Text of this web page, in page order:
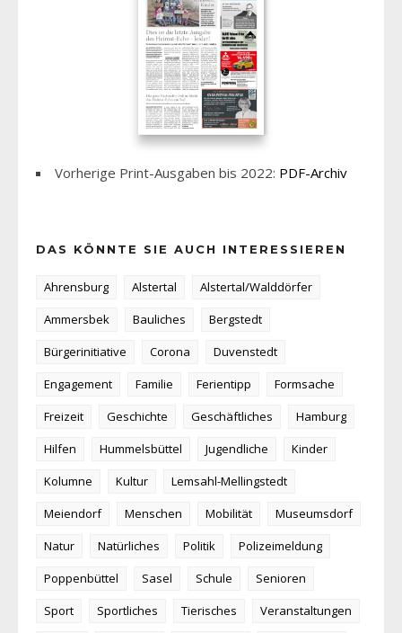
Vorherige Print-Ausgaben bis 2022: PDF-Archiv
DAS KÖNNTE SIE AUCH INTERESSIEREN
Ahrensburg Alstertal
Alstertal/Walddörfer
Ammersbek
Bauliches
Bergstedt
Bürgerinitiative
Corona
Duvenstedt
Engagement
Familie Ferientipp
Formsache
Freizeit
Geschichte Geschäftliches
Hamburg
Hilfen
Hummelsbüttel Jugendliche
Kinder
Kolumne
Kultur
Lemsahl-Mellingstedt
Meiendorf
Menschen Mobilität
Museumsdorf
Natur
Natürliches Politik
Polizeimeldung
Poppenbüttel
Sasel Schule
Senioren
Sport
Sportliches Tierisches
Veranstaltungen